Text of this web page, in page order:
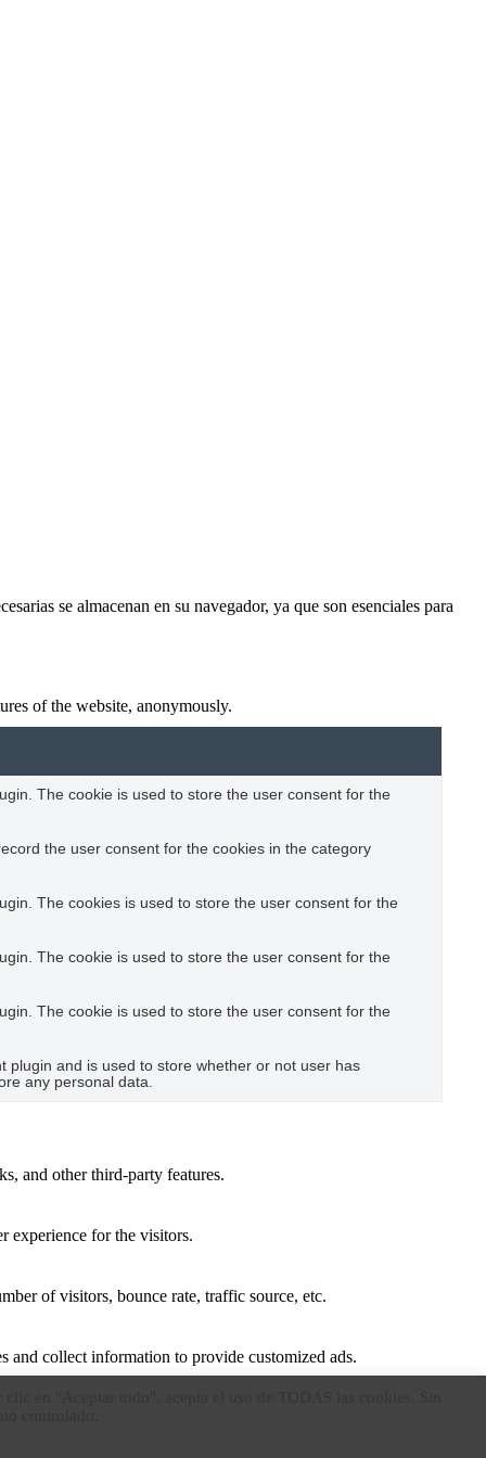
se almacenan en su navegador, ya que son esenciales para
of the website, anonymously.
The cookie is used to store the user consent for the
the user consent for the cookies in the category
The cookies is used to store the user consent for the
The cookie is used to store the user consent for the
The cookie is used to store the user consent for the
plugin and is used to store whether or not user has
any personal data.
and other third-party features.
experience for the visitors.
of visitors, bounce rate, traffic source, etc.
and collect information to provide customized ads.